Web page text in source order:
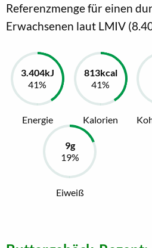
Referenzmenge für einen
Erwachsenen laut LMIV
Energie Kalorien
Eiweiß